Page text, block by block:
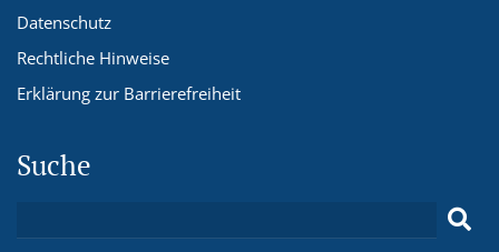
Datenschutz
Rechtliche Hinweise
Erklärung zur Barrierefreiheit
Suche